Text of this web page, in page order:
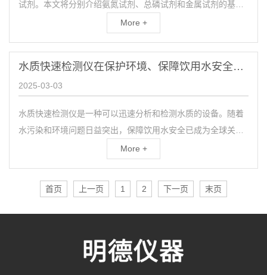
试剂。本文将分别介绍氨氮试剂、总磷试剂和金属试剂的基本
原理、使用方法和应用领域。氨氮试剂是一种用于测定水体...
More +
水质快速检测仪在保护环境、保障饮用水安全等方面发挥更大的作用
2025-03-03
水质快速检测仪是一种可以迅速分析和检测水质的设备。随着
水污染和环境问题日益突出，保障饮用水安全已成为全球关注
的焦点之一。水质快速检测仪的出现极大地提高了水质检测
More +
首页 上一页 1 2 下一页 末页